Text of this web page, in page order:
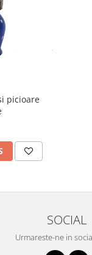
picioare
SOCIAL
Urmareste-ne in